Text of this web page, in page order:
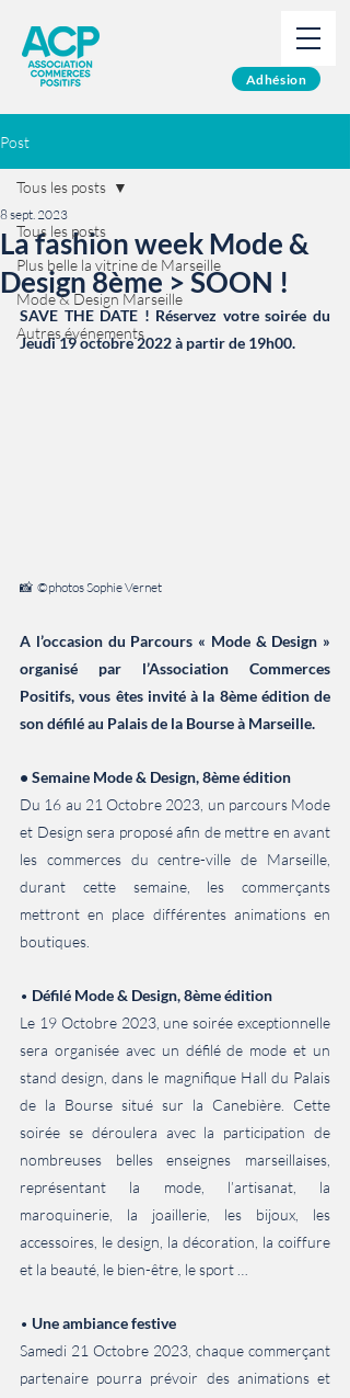
Adhésion
Post
Tous les posts
Plus belle la vitrine de Marseille
Mode & Design Marseille
Autres événements
Tous les posts
La fashion week Mode &
Design 8ème > SOON !
8 sept. 2023
SAVE THE DATE ! Réservez votre soirée du
Jeudi 19 octobre 2022 à partir de 19h00.
📸  ©photos Sophie Vernet
A l’occasion du Parcours « Mode & Design »
organisé par l’Association Commerces
Positifs, vous êtes invité à la 8ème édition de
son défilé au Palais de la Bourse à Marseille.
• Semaine Mode & Design, 8ème édition
Du 16 au 21 Octobre 2023, un parcours Mode
et Design sera proposé afin de mettre en avant
les commerces du centre-ville de Marseille,
durant cette semaine, les commerçants
mettront en place différentes animations en
boutiques.
• Défilé Mode & Design, 8ème édition
Le 19 Octobre 2023, une soirée exceptionnelle
sera organisée avec un défilé de mode et un
stand design, dans le magnifique Hall du Palais
de la Bourse situé sur la Canebière. Cette
soirée se déroulera avec la participation de
nombreuses belles enseignes marseillaises,
représentant la mode, l’artisanat, la
maroquinerie, la joaillerie, les bijoux, les
accessoires, le design, la décoration, la coiffure
et la beauté, le bien-être, le sport …
• Une ambiance festive
Samedi 21 Octobre 2023, chaque commerçant
partenaire pourra prévoir des animations et